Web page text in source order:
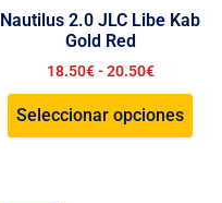
Nautilus 2.0 JLC Libe Kab
Gold Red
18.50€ - 20.50€
Seleccionar opciones